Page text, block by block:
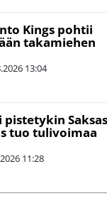
Kings pohtii
takamiehen
13:04
pistetykin
tuo tulivoimaa
11:28